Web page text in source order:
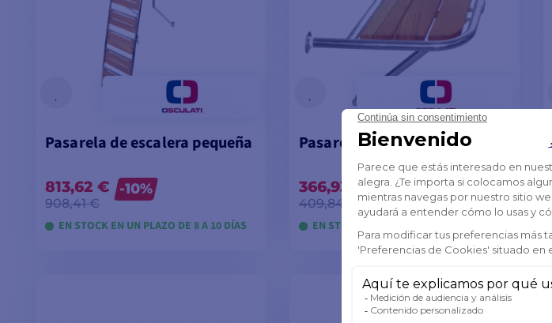
Pasarela de escalera pequeña
813,62 €
908,41 €
-10%
EN STOCK EN UN PLAZO DE 8 A 10 DÍAS
Pasarela trasera 840 mm
366,93 €
409,84 €
-10%
EN STOCK EN UN PLAZO DE 8 A 10 DÍAS
VER MODELOS